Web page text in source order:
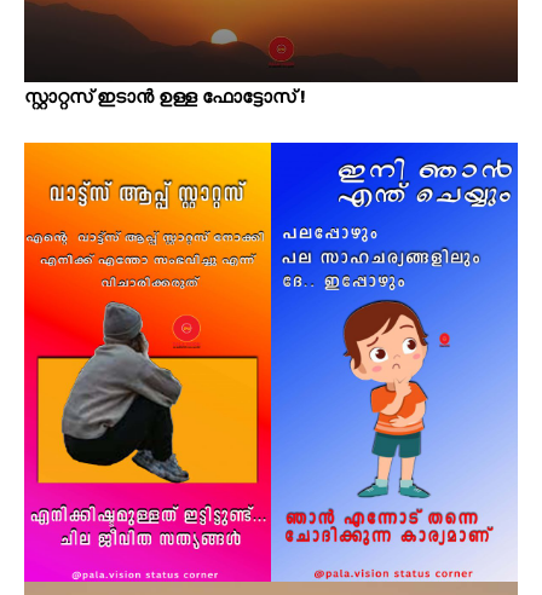
സ്റ്റാറ്റസ് ഇടാൻ ഉള്ള ഫോട്ടോസ് !